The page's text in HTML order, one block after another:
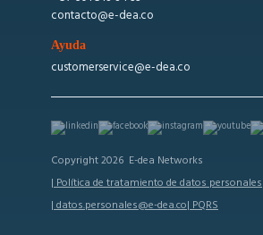
contacto@e-dea.co
Ayuda
customerservice@e-dea.co
Copyright 2026 E-dea Networks
| Política de tratamiento de datos personales
| datos.personales@e-dea.co| PQRS